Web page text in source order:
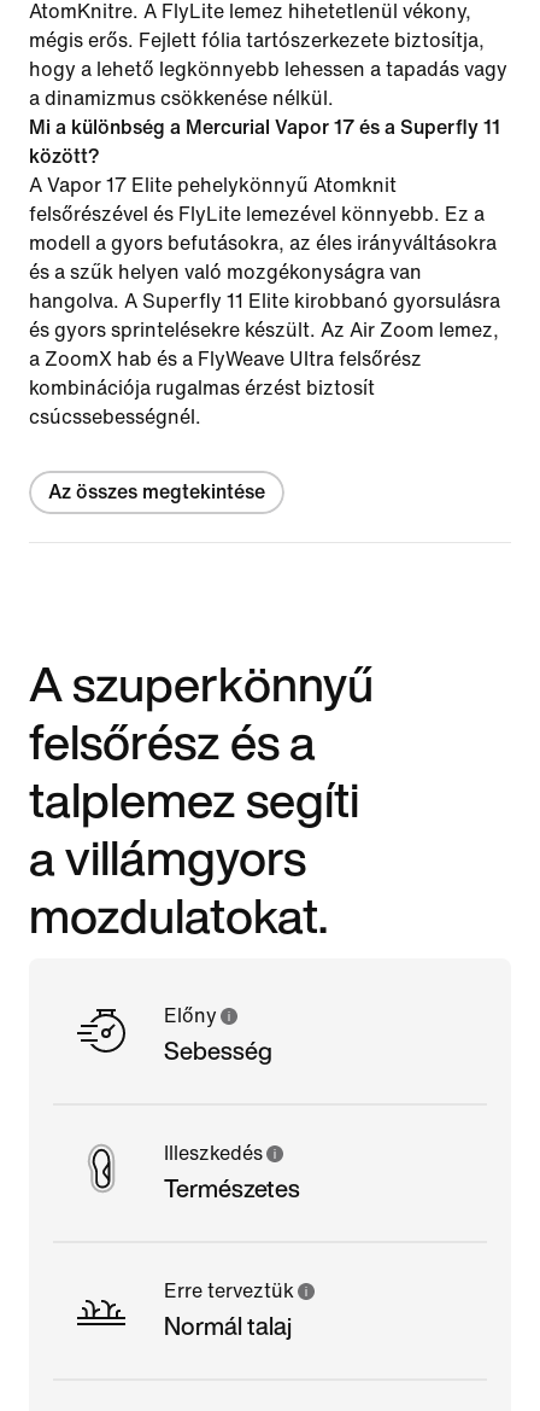
AtomKnitre. A FlyLite lemez hihetetlenül vékony,
mégis erős. Fejlett fólia tartószerkezete biztosítja,
hogy a lehető legkönnyebb lehessen a tapadás vagy
a dinamizmus csökkenése nélkül.
Mi a különbség a Mercurial Vapor 17 és a Superfly 11
között?
A Vapor 17 Elite pehelykönnyű Atomknit
felsőrészével és FlyLite lemezével könnyebb. Ez a
modell a gyors befutásokra, az éles irányváltásokra
és a szűk helyen való mozgékonyságra van
hangolva. A Superfly 11 Elite kirobbanó gyorsulásra
és gyors sprintelésekre készült. Az Air Zoom lemez,
a ZoomX hab és a FlyWeave Ultra felsőrész
kombinációja rugalmas érzést biztosít
csúcssebességnél.
Az összes megtekintése
A szuperkönnyű
felsőrész és a
talplemez segíti
a villámgyors
mozdulatokat.
Előny
Sebesség
Illeszkedés
Természetes
Erre terveztük
Normál talaj